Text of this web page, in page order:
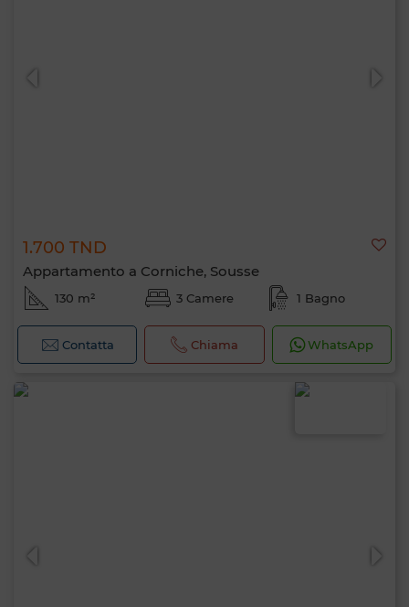
1.700 TND
Appartamento a Corniche, Sousse
130 m² 3 Camere 1 Bagno
Contatta Chiama WhatsApp